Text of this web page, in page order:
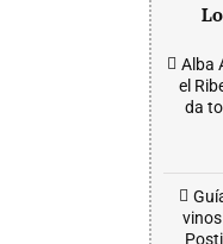
Alba
el
da